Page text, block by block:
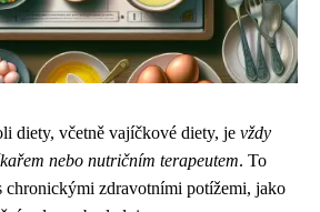
diety, včetně vajíčkové diety, je vždy
nebo nutričním terapeutem. To
chronickými zdravotními potížemi, jako